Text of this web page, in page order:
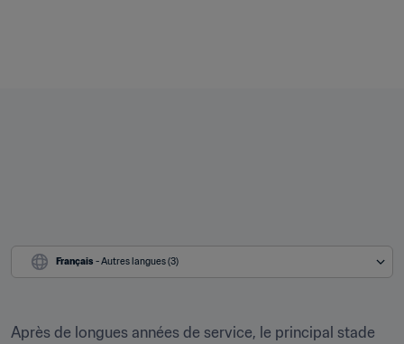
Français - Autres langues (3)
Après de longues années de service, le principal stade